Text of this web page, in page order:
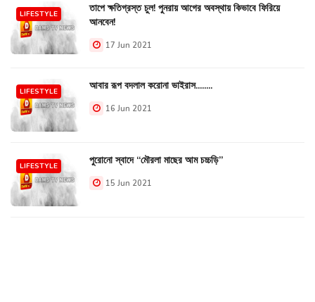
LIFESTYLE
তাপে ক্ষতিগ্রস্ত চুল! পুনরায় আগের অবস্থায় কিভাবে ফিরিয়ে
আনবেন!
17 Jun 2021
LIFESTYLE আবার রূপ বদলাল করোনা ভাইরাস........
16 Jun 2021
LIFESTYLE পুরোনো স্বাদে “মৌরলা মাছের আম চচ্চড়ি”
15 Jun 2021